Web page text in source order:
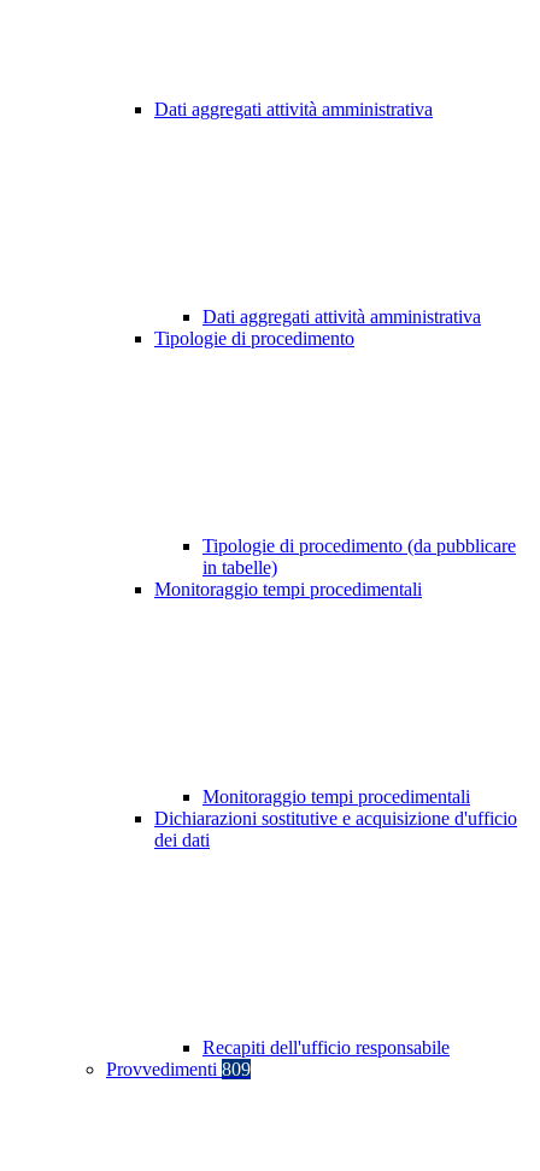
Dati aggregati attività amministrativa
Dati aggregati attività amministrativa
Tipologie di procedimento
Tipologie di procedimento (da pubblicare
in tabelle)
Monitoraggio tempi procedimentali
Monitoraggio tempi procedimentali
Dichiarazioni sostitutive e acquisizione d'ufficio
dei dati
Recapiti dell'ufficio responsabile
Provvedimenti 809